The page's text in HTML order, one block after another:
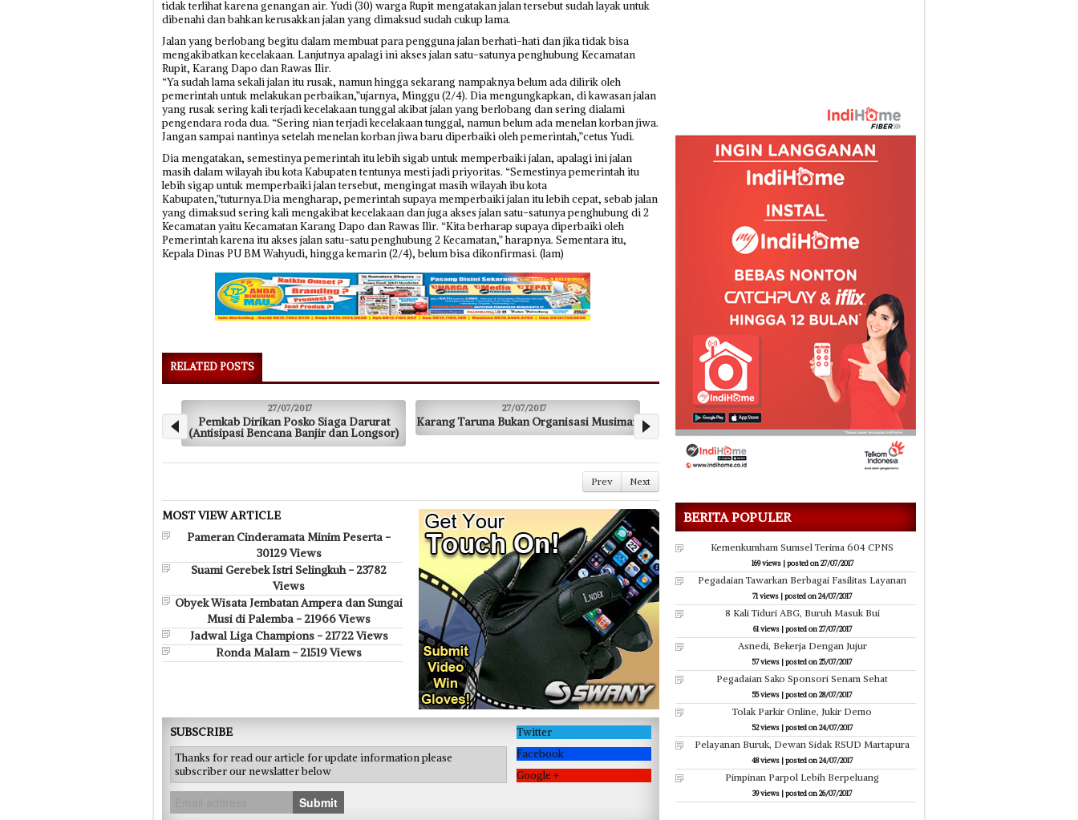
tidak terlihat karena genangan air. Yudi (30) warga Rupit mengatakan jalan tersebut sudah layak untuk
dibenahi dan bahkan kerusakkan jalan yang dimaksud sudah cukup lama.
Jalan yang berlobang begitu dalam membuat para pengguna jalan berhati-hati dan jika tidak bisa
mengakibatkan kecelakaan. Lanjutnya apalagi ini akses jalan satu-satunya penghubung Kecamatan
Rupit, Karang Dapo dan Rawas Ilir‎.
“Ya sudah lama sekali jalan itu rusak, namun hingga sekarang nampaknya belum ada dilirik oleh
pemerintah untuk melakukan perbaikan,”ujarnya, Minggu (2/4). Dia mengungkapkan, di kawasan jalan
yang rusak sering kali terjadi kecelakaan tunggal akibat jalan yang berlobang dan sering dialami
pengendara roda dua. “Sering nian terjadi kecelakaan tunggal, namun belum ada menelan korban jiwa.
Jangan sampai nantinya setelah menelan korban jiwa baru diperbaiki oleh pemerintah,”cetus Yudi.
Dia mengatakan, semestinya pemerintah itu lebih sigab untuk memperbaiki jalan, apalagi ini jalan
masih dalam wilayah ibu kota Kabupaten tentunya mesti jadi priyoritas. “Semestinya pemerintah itu
lebih sigap untuk memperbaiki jalan tersebut, mengingat masih wilayah ibu kota
Kabupaten,”tuturnya.Dia mengharap, pemerintah supaya memperbaiki jalan itu lebih cepat, sebab jalan
yang dimaksud sering kali mengakibat kecelakaan dan juga akses jalan satu-satunya penghubung di 2
Kecamatan yaitu Kecamatan Karang Dapo dan Rawas Ilir. “Kita berharap supaya diperbaiki oleh
Pemerintah karena itu akses jalan satu-satu penghubung 2 Kecamatan,” harapnya. Sementara itu,
Kepala Dinas PU BM Wahyudi, hingga kemarin (2/4), belum bisa dikonfirmasi. (lam)‎
RELATED POSTS
Pemkab Dirikan Posko Siaga Darurat
(Antisipasi Bencana Banjir dan Longsor)
Karang Taruna Bukan Organisasi Musiman Minta Peran Aktif Tokoh Agama (Cegah
Radikalisme di OKUT)
27/07/2017
Keluarga Pasien Terkejut KIS Tak Berlaku
(Dinonaktifkan Tanpa Penberitahuan)
Prev Next
MOST VIEW ARTICLE
Pameran Cinderamata Minim Peserta -
30129 Views
Suami Gerebek Istri Selingkuh - 23782
Views
Obyek Wisata Jembatan Ampera dan Sungai
Musi di Palemba - 21966 Views
Jadwal Liga Champions - 21722 Views
Ronda Malam - 21519 Views
SUBSCRIBE
Thanks for read our article for update information please
subscriber our newslatter below
Submit
Twitter
Facebook
Google +
BERITA POPULER
Kemenkumham Sumsel Terima 604 CPNS
169 views|posted on 27/07/2017
Pegadaian Tawarkan Berbagai Fasilitas Layanan
71 views |posted on 24/07/2017
8 Kali Tiduri ABG, Buruh Masuk Bui
61 views|posted on 27/07/2017
Asnedi, Bekerja Dengan Jujur
57 views |posted on 25/07/2017
Pegadaian Sako Sponsori Senam Sehat
55 views |posted on 28/07/2017
Tolak Parkir Online, Jukir Demo
52 views|posted on 24/07/2017
Pelayanan Buruk, Dewan Sidak RSUD Martapura
48 views |posted on 24/07/2017
Pimpinan Parpol Lebih Berpeluang
39 views |posted on 26/07/2017